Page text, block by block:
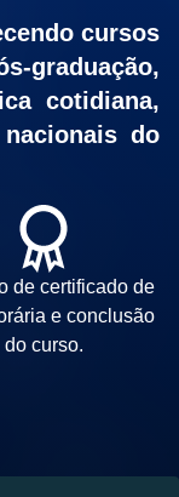
cursos
cotidiana,
do
de certificado de
e conclusão
do curso.